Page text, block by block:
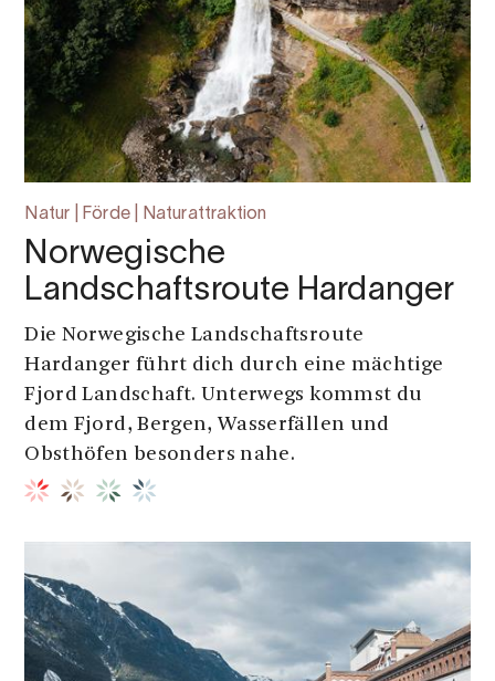
Natur | Förde | Naturattraktion
Norwegische
Landschaftsroute Hardanger
Die Norwegische Landschaftsroute
Hardanger führt dich durch eine mächtige
Fjord Landschaft. Unterwegs kommst du
dem Fjord, Bergen, Wasserfällen und
Obsthöfen besonders nahe.